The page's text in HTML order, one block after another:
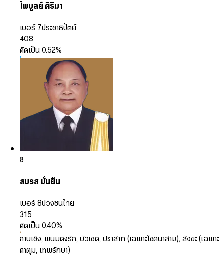
ไพบูลย์ ศิริมา
เบอร์ 7ประชาธิปัตย์
408
คิดเป็น0.52%
8
สมรส มั่นยืน
เบอร์ 8ปวงชนไทย
315
คิดเป็น0.40%
กาบเชิง, พนมดงรัก, บัวเชด, ปราสาท (เฉพาะโชคนาสาม), สังขะ (เฉพาะ
ตาตุม, เทพรักษา)